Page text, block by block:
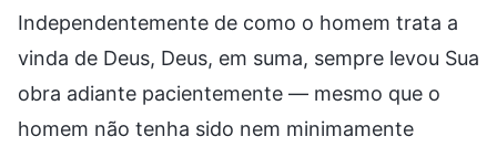
Independentemente de como o homem trata a
vinda de Deus, Deus, em suma, sempre levou Sua
obra adiante pacientemente — mesmo que o
homem não tenha sido nem minimamente